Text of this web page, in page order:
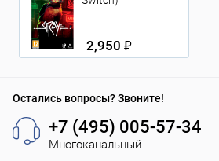
2,950 ₽
Остались вопросы? Звоните!
+7 (495) 005-57-34
Многоканальный